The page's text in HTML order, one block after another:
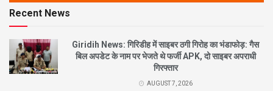
Recent News
Giridih News: गिरिडीह में साइबर ठगी गिरोह का भंडाफोड़: गैस
बिल अपडेट के नाम पर भेजते थे फर्जी APK, दो साइबर अपराधी
गिरफ्तार
AUGUST 7, 2026